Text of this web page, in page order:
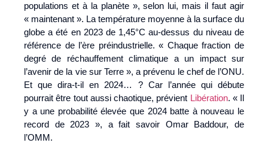
populations et à la planète », selon lui, mais il faut agir
« maintenant ». La température moyenne à la surface du
globe a été en 2023 de 1,45°C au-dessus du niveau de
référence de l’ère préindustrielle. « Chaque fraction de
degré de réchauffement climatique a un impact sur
l’avenir de la vie sur Terre », a prévenu le chef de l’ONU.
Et que dira-t-il en 2024… ? Car l’année qui débute
pourrait être tout aussi chaotique, prévient Libération. « Il
y a une probabilité élevée que 2024 batte à nouveau le
record de 2023 », a fait savoir Omar Baddour, de
l’OMM.